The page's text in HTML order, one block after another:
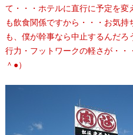
て・・・ホテルに直行に予定を
も飲食関係ですから・・・お気
も、僕が幹事なら中止するんだ
行力・フットワークの軽さが・
＾●）